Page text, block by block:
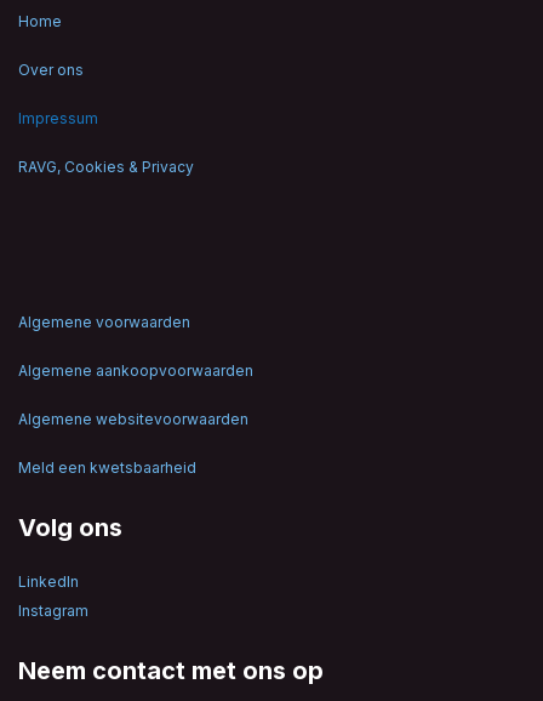
Home
Over ons
Impressum
RAVG, Cookies & Privacy
Algemene voorwaarden
Algemene aankoopvoorwaarden
Algemene websitevoorwaarden
Meld een kwetsbaarheid
Volg ons
LinkedIn
Instagram
Neem contact met ons op